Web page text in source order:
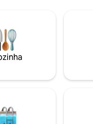
A casa fica a 25
a 35 minutos do CBD. Um
disponível mediante
custos.